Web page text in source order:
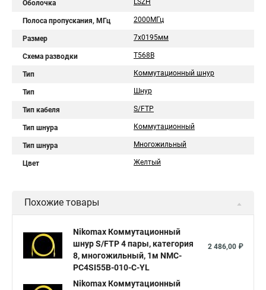
Оболочка LSZH
Полоса пропускания, МГц 2000МГц
Размер 7х0195мм
Схема разводки T568B
Тип Коммутационный шнур
Тип Шнур
Тип кабеля S/FTP
Тип шнура Коммутационный
Тип шнура Многожильный
Цвет Желтый
Похожие товары
Nikomax Коммутационный
шнур S/FTP 4 пары, категория
8, многожильный, 1м NMC-
PC4SI55B-010-C-YL
2 486,00 ₽
Nikomax Коммутационный